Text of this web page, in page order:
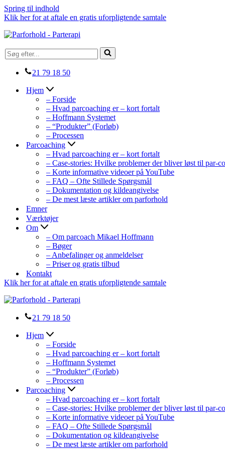
Spring til indhold
Klik her for at aftale en gratis uforpligtende samtale
Søg
efter...
21 79 18 50
Hjem
– Forside
– Hvad parcoaching er – kort fortalt
– Hoffmann Systemet
– “Produkter” (Forløb)
– Processen
Parcoaching
– Hvad parcoaching er – kort fortalt
– Case-stories: Hvilke problemer der bliver løst til par-
– Korte informative videoer på YouTube
– FAQ – Ofte Stillede Spørgsmål
– Dokumentation og kildeangivelse
– De mest læste artikler om parforhold
Emner
Værktøjer
Om
– Om parcoach Mikael Hoffmann
– Bøger
– Anbefalinger og anmeldelser
– Priser og gratis tilbud
Kontakt
Klik her for at aftale en gratis uforpligtende samtale
21 79 18 50
Hjem
– Forside
– Hvad parcoaching er – kort fortalt
– Hoffmann Systemet
– “Produkter” (Forløb)
– Processen
Parcoaching
– Hvad parcoaching er – kort fortalt
– Case-stories: Hvilke problemer der bliver løst til par-
– Korte informative videoer på YouTube
– FAQ – Ofte Stillede Spørgsmål
– Dokumentation og kildeangivelse
– De mest læste artikler om parforhold